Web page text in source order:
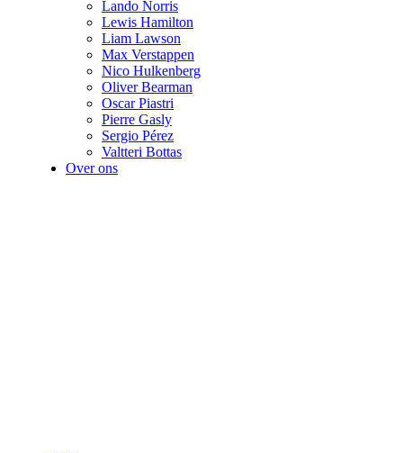
Lando Norris
Lewis Hamilton
Liam Lawson
Max Verstappen
Nico Hulkenberg
Oliver Bearman
Oscar Piastri
Pierre Gasly
Sergio Pérez
Valtteri Bottas
Over ons